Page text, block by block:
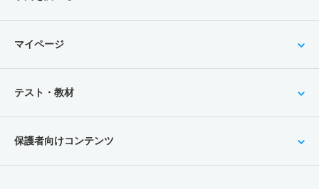
マイページ
テスト・教材
保護者向けコンテンツ